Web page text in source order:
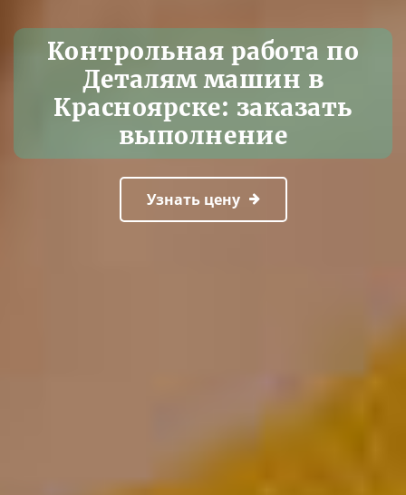
Контрольная работа по
Деталям машин в
Красноярске: заказать
выполнение
Узнать цену